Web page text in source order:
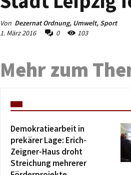
Von Dezernat Ordnung, Umwelt, Sport
1. März 2016
0 103
Mehr zum
Demokratiearbeit in
prekärer Lage: Erich-
Zeigner-Haus droht
Streichung mehrerer